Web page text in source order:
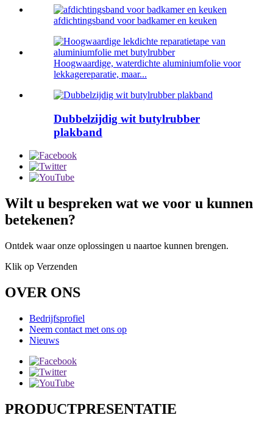
afdichtingsband voor badkamer en keuken
Hoogwaardige, waterdichte aluminiumfolie voor
lekkagereparatie, maar...
Dubbelzijdig wit butylrubber
plakband
Wilt u bespreken wat we voor u kunnen
betekenen?
Ontdek waar onze oplossingen u naartoe kunnen brengen.
Klik op Verzenden
OVER ONS
Bedrijfsprofiel
Neem contact met ons op
Nieuws
PRODUCTPRESENTATIE